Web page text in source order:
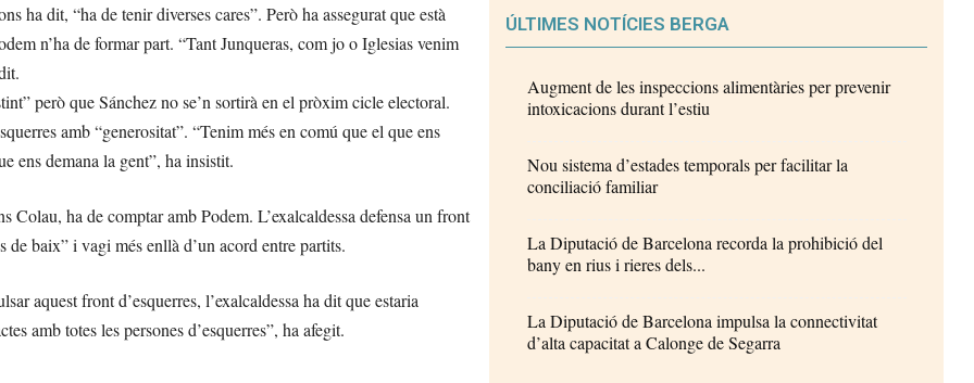
ha dit, “ha de tenir diverses cares”. Però ha assegurat que està
n’ha de formar part. “Tant Junqueras, com jo o Iglesias venim
però que Sánchez no se’n sortirà en el pròxim cicle electoral.
amb “generositat”. “Tenim més en comú que el que ens
ens demana la gent”, ha insistit.
ha de comptar amb Podem. L’exalcaldessa defensa un front
baix” i vagi més enllà d’un acord entre partits.
aquest front d’esquerres, l’exalcaldessa ha dit que estaria
amb totes les persones d’esquerres”, ha afegit.
ÚLTIMES NOTÍCIES BERGA
Augment de les inspeccions alimentàries per prevenir
intoxicacions durant l’estiu
Nou sistema d’estades temporals per facilitar la
conciliació familiar
La Diputació de Barcelona recorda la prohibició del
bany en rius i rieres dels...
La Diputació de Barcelona impulsa la connectivitat
d’alta capacitat a Calonge de Segarra